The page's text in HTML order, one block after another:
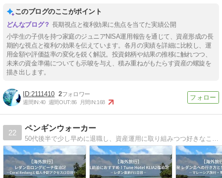
このブログのここがポイント
長期視点と複利効果に焦点を当てた実績公開
小学生の子供を持つ家庭のジュニアNISA運用報告を通じて、資産形成の長
期的な視点と複利の効果を伝えています。各月の実績を詳細に比較し、運
用金額や評価益率の変化を鋭く解説。投資銘柄や結果の推移に触れつつ、
未来の資金準備についても示唆を与え、積み重ねがもたらす資産の螺旋を
描き出します。
2111410 2
週間IN:40 週間OUT:86 月間IN:168
22
ペンギンウォーカー
50代後半で少し早めに退職し、資産運用に取り組みつつ好きなことに使える時間を楽しんでいます。退職生活や資産運用、旅行（車中泊を含む）についてのブログです。